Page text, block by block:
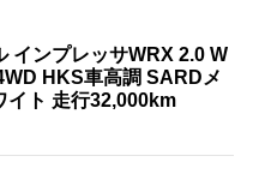
インプレッサWRX 2.0 W
HKS車高調 SARDメ
イト 走行32,000km